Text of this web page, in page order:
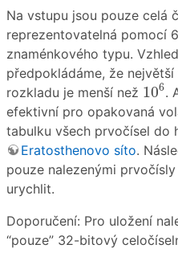
Na vstupu jsou pouze celá
reprezentovatelná pomocí
znaménkového typu.
předpokládáme, že
rozkladu je menší než 106
106.
efektivní pro opakovaná
tabulku všech prvočísel do
Eratosthenovo síto.
pouze nalezenými
urychlit.
Doporučení: Pro uložení
“pouze” 32-bitový